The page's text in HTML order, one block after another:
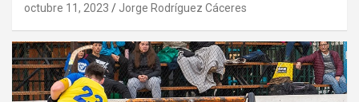
octubre 11, 2023 Jorge Rodríguez Cáceres